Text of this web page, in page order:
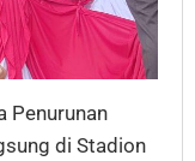
Penurunan
di Stadion